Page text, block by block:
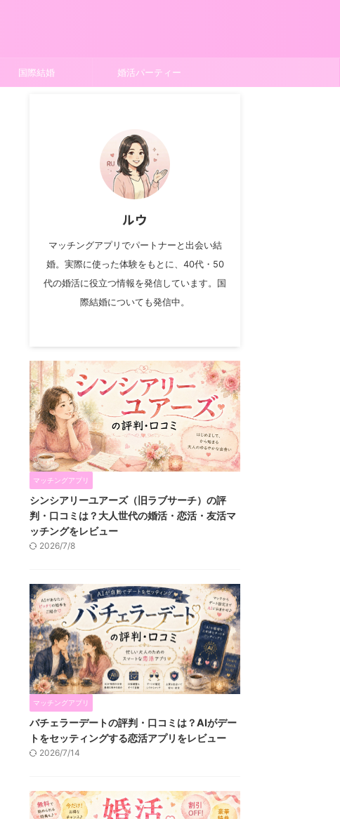
国際結婚 婚活パーティー
ルウ
マッチングアプリでパートナーと出会い結
婚。実際に使った体験をもとに、40代・50
代の婚活に役立つ情報を発信しています。国
際結婚についても発信中。
マッチングアプリ
シンシアリーユアーズ（旧ラブサーチ）の評
判・口コミは？大人世代の婚活・恋活・友活マ
ッチングをレビュー
2026/7/8
マッチングアプリ
バチェラーデートの評判・口コミは？AIがデー
トをセッティングする恋活アプリをレビュー
2026/7/14